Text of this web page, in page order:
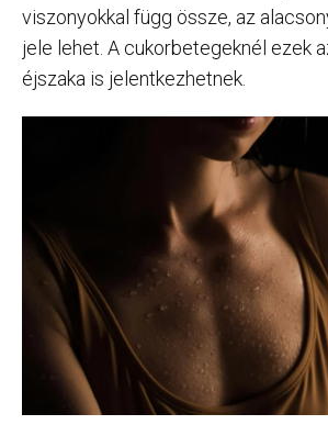
viszonyokkal függ össze, az
jele lehet. A cukorbetegeknél ezek
éjszaka is jelentkezhetnek.